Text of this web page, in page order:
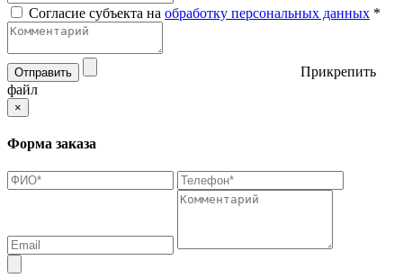
Согласие субъекта на обработку персональных данных *
Отправить
Прикрепить
файл
×
Форма заказа